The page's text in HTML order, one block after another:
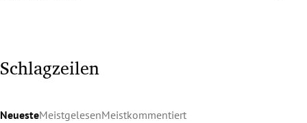
Schlagzeilen
NeuesteMeistgelesenMeistkommentiert